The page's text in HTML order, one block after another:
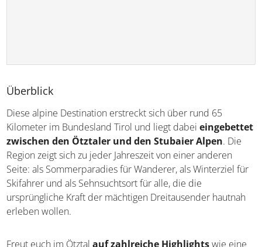
Diese alpine Destination erstreckt sich über rund 65
Kilometer im Bundesland Tirol und liegt dabei
eingebettet zwischen den Ötztaler und den
Stubaier Alpen. Die Region zeigt sich zu jeder Jahreszeit
von einer anderen Seite: als Sommerparadies für
Wanderer, als Winterziel für Skifahrer und als
Sehnsuchtsort für alle, die die ursprüngliche Kraft der